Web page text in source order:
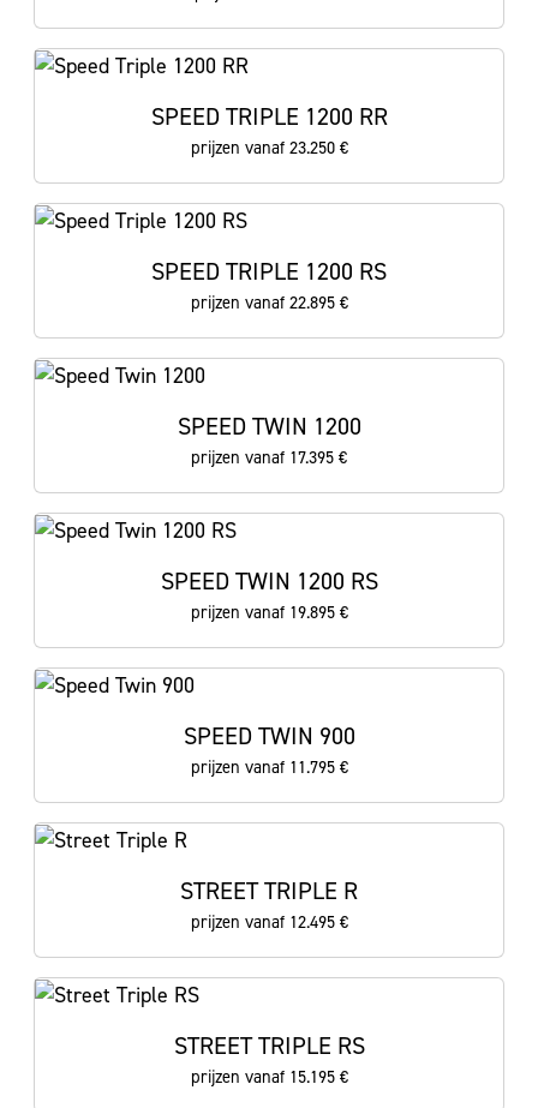
SPEED TRIPLE 1200 RR
prijzen vanaf 23.250 €
SPEED TRIPLE 1200 RS
prijzen vanaf 22.895 €
SPEED TWIN 1200
prijzen vanaf 17.395 €
SPEED TWIN 1200 RS
prijzen vanaf 19.895 €
SPEED TWIN 900
prijzen vanaf 11.795 €
STREET TRIPLE R
prijzen vanaf 12.495 €
STREET TRIPLE RS
prijzen vanaf 15.195 €